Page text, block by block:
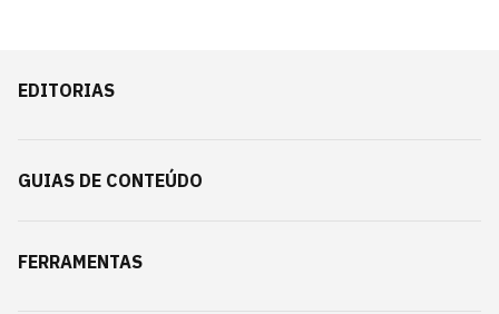
EDITORIAS
GUIAS DE CONTEÚDO
FERRAMENTAS